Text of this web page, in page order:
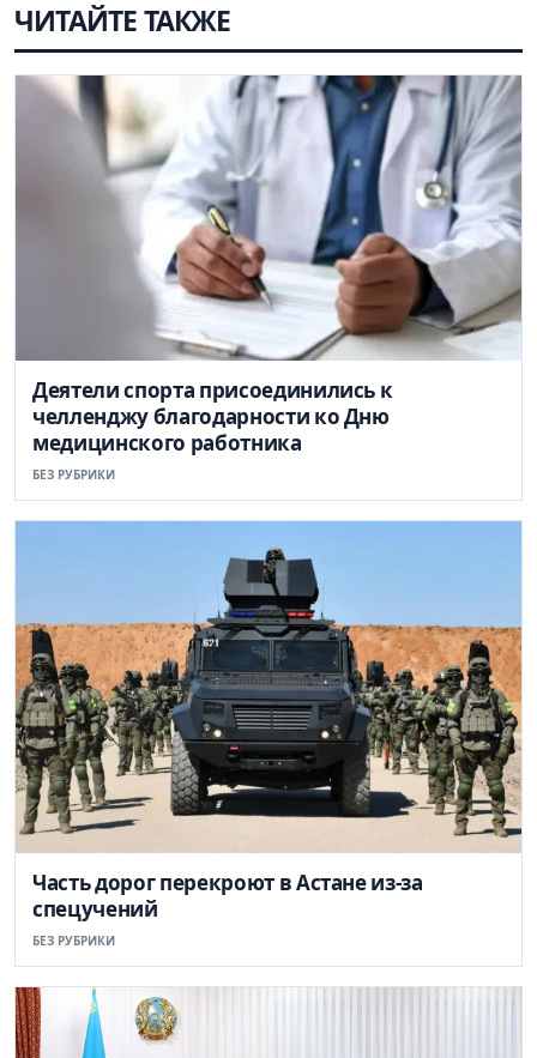
ЧИТАЙТЕ ТАКЖЕ
Деятели спорта присоединились к
челленджу благодарности ко Дню
медицинского работника
БЕЗ РУБРИКИ
Часть дорог перекроют в Астане из-за
спецучений
БЕЗ РУБРИКИ